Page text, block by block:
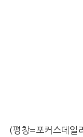
(평창=포커스데일